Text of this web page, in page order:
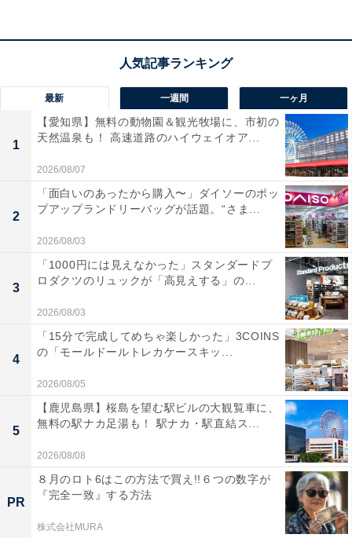
ユーザーからは「部屋の雰囲気が一気におしゃれになっ
手軽さが大好評。一方で、「音質にこだわり抜きたい本
格派には少し物足りないかも」という声もあります。手
軽に心地よい音楽のある暮らしを始めたい方や、インテ
リアに馴染むオーディオをお探しの方にぴったりの一台
です。
【Amazonお買い得情報】Pioneer「車載ス
ピーカー」が特別価格で登場中【4月22日】
最新 一週間 一ヶ月
1
【愛知県】無料の動物園＆観光牧場に、市初の
天然温泉も！ 高速道路のハイウェイオア...
2026/08/07
2
「面白いのあったから購入〜」ダイソーのポッ
プアップランドリーバッグが話題。“さま...
2026/08/03
3
「1000円には見えなかった」スタンダードプ
ロダクツのリュックが「高見えする」の...
2026/08/03
4
「15分で完成してめちゃ楽しかった」3COINS
の「モールドールトレカケースキッ...
2026/08/05
5
【鹿児島県】桜島を望む駅ビルの大観覧車に、
無料の駅ナカ足湯も！ 駅ナカ・駅直結ス...
2026/08/08
PR
８月のロト6はこの方法で買え!!６つの数字が
『完全一致』する方法
株式会社MURA